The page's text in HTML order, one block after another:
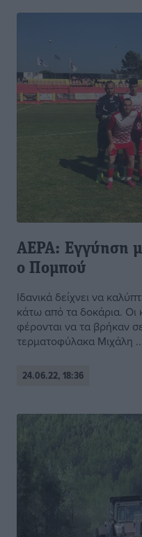
ΑΕΡΑ: Εγγύηση
ο Πομπού
Ιδανικά δείχνει να
κάτω από τα δοκάρια.
φέρονται να τα βρήκαν
τερματοφύλακα Μιχάλη
24.06.22, 18:36